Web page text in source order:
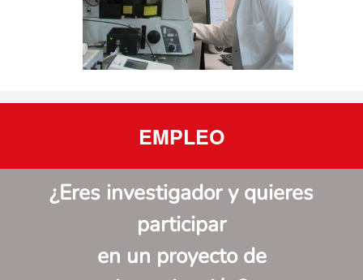
EMPLEO
¿Eres investigador y quieres
participar
en un proyecto de